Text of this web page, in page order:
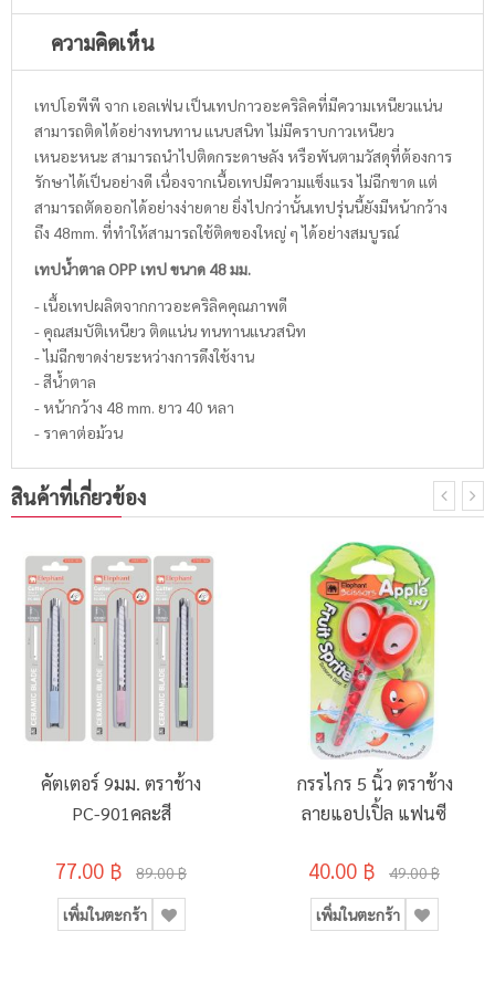
ความคิดเห็น
เทปโอพีพี จาก เอลเฟ่น เป็นเทปกาวอะคริลิคที่มีความเหนียวแน่น
สามารถติดได้อย่างทนทาน แนบสนิท ไม่มีคราบกาวเหนียว
เหนอะหนะ สามารถนำไปติดกระดาษลัง หรือพันตามวัสดุที่ต้องการ
รักษาได้เป็นอย่างดี เนื่องจากเนื้อเทปมีความแข็งแรง ไม่ฉีกขาด แต่
สามารถตัดออกได้อย่างง่ายดาย ยิ่งไปกว่านั้นเทปรุ่นนี้ยังมีหน้ากว้าง
ถึง 48mm. ที่ทำให้สามารถใช้ติดของใหญ่ ๆ ได้อย่างสมบูรณ์
เทปน้ำตาล OPP เทป ขนาด 48 มม.
- เนื้อเทปผลิตจากกาวอะคริลิคคุณภาพดี
- คุณสมบัติเหนียว ติดแน่น ทนทานแนวสนิท
- ไม่ฉีกขาดง่ายระหว่างการดึงใช้งาน
- สีน้ำตาล
- หน้ากว้าง 48 mm. ยาว 40 หลา
- ราคาต่อม้วน
สินค้าที่เกี่ยวข้อง
คัตเตอร์ 9มม. ตราช้าง
PC-901คละสี
77.00 ฿ 89.00 ฿
เพิ่มในตะกร้า
กรรไกร 5 นิ้ว ตราช้าง
ลายแอปเปิ้ล แฟนซี
40.00 ฿ 49.00 ฿
เพิ่มในตะกร้า